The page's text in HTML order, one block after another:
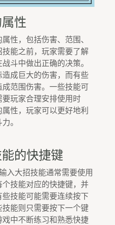
性
性，包括伤害、范围、
能之前，玩家需要了解
斗中做出正确的决策。
成巨大的伤害，而有些
范围伤害。一些技能可
玩家合理安排使用时
性，玩家可以更好地利
。
的快捷键
入大招技能通常需要使用
技能对应的快捷键，并
技能可能需要连续按下
能则只需要按下一个键
中不断练习和熟悉快捷